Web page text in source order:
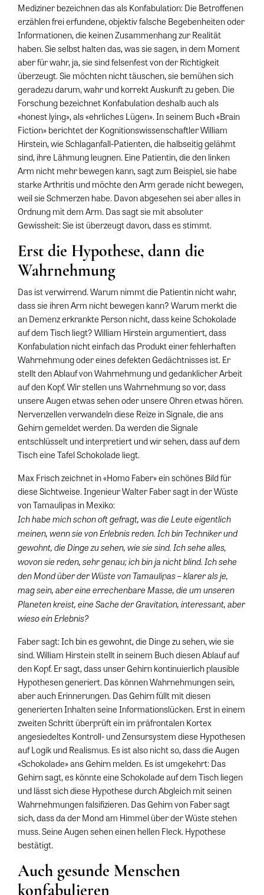
Mediziner bezeichnen das als Konfabulation: Die Betroffenen
erzählen frei erfundene, objektiv falsche Begebenheiten oder
Informationen, die keinen Zusammenhang zur Realität
haben. Sie selbst halten das, was sie sagen, in dem Moment
aber für wahr, ja, sie sind felsenfest von der Richtigkeit
überzeugt. Sie möchten nicht täuschen, sie bemühen sich
geradezu darum, wahr und korrekt Auskunft zu geben. Die
Forschung bezeichnet Konfabulation deshalb auch als
«honest lying», als «ehrliches Lügen». In seinem Buch «Brain
Fiction» berichtet der Kognitionswissenschaftler William
Hirstein, wie Schlaganfall-Patienten, die halbseitig gelähmt
sind, ihre Lähmung leugnen. Eine Patientin, die den linken
Arm nicht mehr bewegen kann, sagt zum Beispiel, sie habe
starke Arthritis und möchte den Arm gerade nicht bewegen,
weil sie Schmerzen habe. Davon abgesehen sei aber alles in
Ordnung mit dem Arm. Das sagt sie mit absoluter
Gewissheit: Sie ist überzeugt davon, dass es stimmt.
Erst die Hypothese, dann die
Wahrnehmung
Das ist verwirrend. Warum nimmt die Patientin nicht wahr,
dass sie ihren Arm nicht bewegen kann? Warum merkt die
an Demenz erkrankte Person nicht, dass keine Schokolade
auf dem Tisch liegt? William Hirstein argumentiert, dass
Konfabulation nicht einfach das Produkt einer fehlerhaften
Wahrnehmung oder eines defekten Gedächtnisses ist. Er
stellt den Ablauf von Wahrnehmung und gedanklicher Arbeit
auf den Kopf. Wir stellen uns Wahrnehmung so vor, dass
unsere Augen etwas sehen oder unsere Ohren etwas hören.
Nervenzellen verwandeln diese Reize in Signale, die ans
Gehirn gemeldet werden. Da werden die Signale
entschlüsselt und interpretiert und wir sehen, dass auf dem
Tisch eine Tafel Schokolade liegt.
Max Frisch zeichnet in «Homo Faber» ein schönes Bild für
diese Sichtweise. Ingenieur Walter Faber sagt in der Wüste
von Tamaulipas in Mexiko:
Ich habe mich schon oft gefragt, was die Leute eigentlich
meinen, wenn sie von Erlebnis reden. Ich bin Techniker und
gewohnt, die Dinge zu sehen, wie sie sind. Ich sehe alles,
wovon sie reden, sehr genau; ich bin ja nicht blind. Ich sehe
den Mond über der Wüste von Tamaulipas – klarer als je,
mag sein, aber eine errechenbare Masse, die um unseren
Planeten kreist, eine Sache der Gravitation, interessant, aber
wieso ein Erlebnis?
Faber sagt: Ich bin es gewohnt, die Dinge zu sehen, wie sie
sind. William Hirstein stellt in seinem Buch diesen Ablauf auf
den Kopf. Er sagt, dass unser Gehirn kontinuierlich plausible
Hypothesen generiert. Das können Wahrnehmungen sein,
aber auch Erinnerungen. Das Gehirn füllt mit diesen
generierten Inhalten seine Informationslücken. Erst in einem
zweiten Schritt überprüft ein im präfrontalen Kortex
angesiedeltes Kontroll- und Zensursystem diese Hypothesen
auf Logik und Realismus. Es ist also nicht so, dass die Augen
«Schokolade» ans Gehirn melden. Es ist umgekehrt: Das
Gehirn sagt, es könnte eine Schokolade auf dem Tisch liegen
und lässt sich diese Hypothese durch Abgleich mit seinen
Wahrnehmungen falsifizieren. Das Gehirn von Faber sagt
sich, dass da der Mond am Himmel über der Wüste stehen
muss. Seine Augen sehen einen hellen Fleck. Hypothese
bestätigt.
Auch gesunde Menschen
konfabulieren